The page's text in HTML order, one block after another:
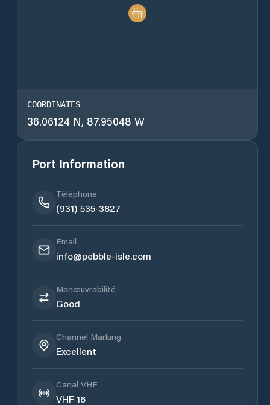
COORDINATES
36.06124 N, 87.95048 W
Port Information
Téléphone
(931) 535-3827
Email
info@pebble-isle.com
Manœuvrabilité
Good
Channel Marking
Excellent
Canal VHF
VHF 16